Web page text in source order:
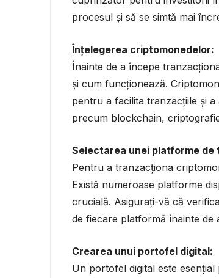
procesul și să se simtă mai
Înțelegerea criptomonedelor:
Înainte de a începe
și cum funcționează.
pentru a facilita tranzacțiile și
precum blockchain,
Selectarea unei platforme de
Pentru a tranzacționa
Există numeroase platforme
crucială. Asigurați-vă că
de fiecare platformă înainte de
Crearea unui portofel digital:
Un portofel digital este